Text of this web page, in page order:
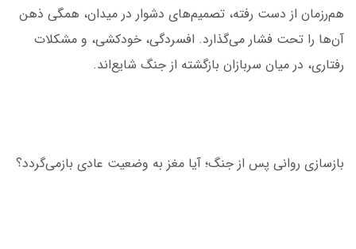
هم‌رزمان از دست رفته، تصمیم‌های دشوار در میدان، همگی ذهن
آن‌ها را تحت فشار می‌گذارد. افسردگی، خودکشی، و مشکلات
رفتاری، در میان سربازان بازگشته از جنگ شایع‌اند.
بازسازی روانی پس از جنگ؛ آیا مغز به وضعیت عادی بازمی‌گردد؟